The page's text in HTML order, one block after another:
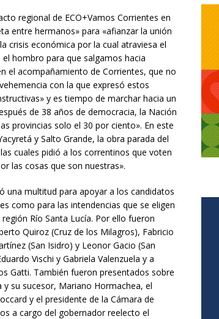
regional de ECO+Vamos Corrientes en
entre hermanos» para «afianzar la unión
crisis económica por la cual atraviesa el
hombro para que salgamos hacia
el acompañamiento de Corrientes, que no
con la que expresó estos
y es tiempo de marchar hacia un
de 38 años de democracia, la Nación
provincias solo el 30 por ciento». En este
y Salto Grande, la obra parada del
cuales pidió a los correntinos que voten
las cosas que son nuestras».
una multitud para apoyar a los candidatos
como para las intendencias que se eligen
Río Santa Lucía. Por ello fueron
Quiroz (Cruz de los Milagros), Fabricio
(San Isidro) y Leonor Gacio (San
Vischi y Gabriela Valenzuela y a
Gatti. También fueron presentados sobre
su sucesor, Mariano Hormachea, el
y el presidente de la Cámara de
a cargo del gobernador reelecto el